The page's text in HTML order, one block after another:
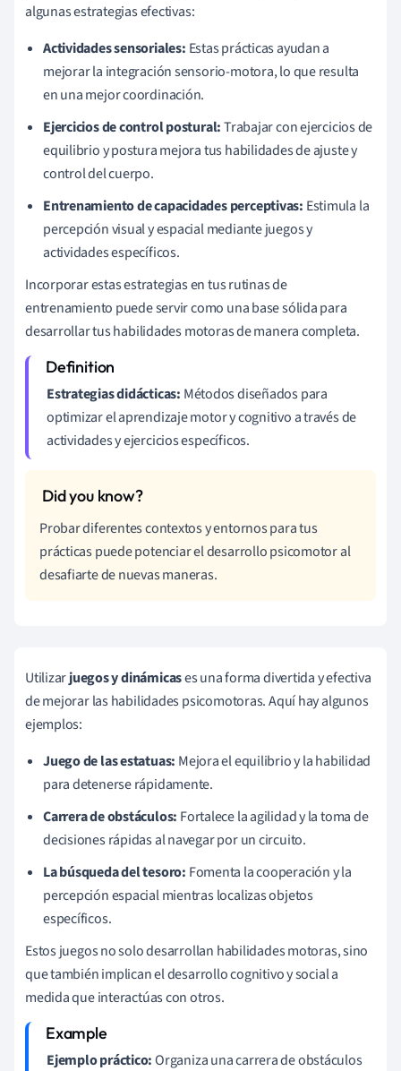
algunas estrategias efectivas:
Actividades sensoriales: Estas prácticas ayudan a
mejorar la integración sensorio-motora, lo que resulta
en una mejor coordinación.
Ejercicios de control postural:Trabajar con ejercicios de
equilibrio y postura mejora tus habilidades de ajuste y
control del cuerpo.
Entrenamiento de capacidades perceptivas: Estimula la
percepción visual y espacial mediante juegos y
actividades específicos.
Incorporar estas estrategias en tus rutinas de
entrenamiento puede servir como una base sólida para
desarrollar tus habilidades motoras de manera completa.
Estrategias didácticas: Métodos diseñados para
optimizar el aprendizaje motor y cognitivo a través de
actividades y ejercicios específicos.
Probar diferentes contextos y entornos para tus
prácticas puede potenciar el desarrollo psicomotor al
desafiarte de nuevas maneras.
Utilizarjuegos y dinámicases una forma divertida y efectiva
de mejorar las habilidades psicomotoras. Aquí hay algunos
ejemplos:
Juego de las estatuas: Mejora el equilibrio y la habilidad
para detenerse rápidamente.
Carrera de obstáculos: Fortalece la agilidad y la toma de
decisiones rápidas al navegar por un circuito.
La búsqueda del tesoro: Fomenta la cooperación y la
percepción espacial mientras localizas objetos
específicos.
Estos juegos no solo desarrollan habilidades motoras, sino
que también implican el desarrollo cognitivo y social a
medida que interactúas con otros.
Ejemplo práctico:Organiza una carrera de obstáculos